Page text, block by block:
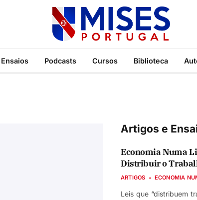
Ensaios Podcasts Cursos Biblioteca
Artigos e
Economia Numa
Distribuir o
ARTIGOS ECONOMIA
Leis que “distribuem